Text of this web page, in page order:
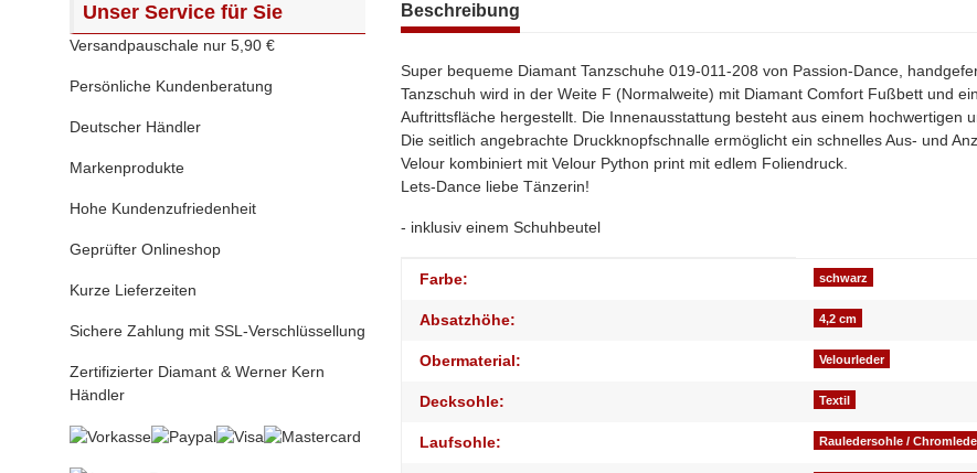
Beschreibung
Super bequeme Diamant Tanzschuhe 019-011-208 von Passion-Dance,
Tanzschuh wird in der Weite F (Normalweite) mit Diamant Comfort Fußbett und
Auftrittsfläche hergestellt. Die Innenausstattung besteht aus einem hochwertigen
Die seitlich angebrachte Druckknopfschnalle ermöglicht ein schnelles Aus- und
Velour kombiniert mit Velour Python print mit edlem Foliendruck.
Lets-Dance liebe Tänzerin!
- inklusiv einem Schuhbeutel
Produkteigenschaft
Wert
Farbe: schwarz
Absatzhöhe: 4,2 cm
Obermaterial: Velourleder
Decksohle: Textil
Laufsohle: Rauledersohle /
Unser Service für Sie
Versandpauschale nur 5,90 €
Persönliche Kundenberatung
Deutscher Händler
Markenprodukte
Hohe Kundenzufriedenheit
Geprüfter Onlineshop
Kurze Lieferzeiten
Sichere Zahlung mit SSL-Verschlüssellung
Zertifizierter Diamant & Werner Kern
Händler